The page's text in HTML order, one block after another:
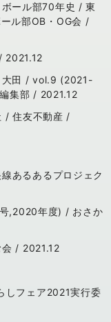
ール部70年史 / 東
ル部OB・OG会 /
2021.12
大田 / vol.9 (2021-
集部 / 2021.12
/ 住友不動産 /
あるあるプロジェク
,2020年度) / おさか
会 / 2021.12
しフェア2021実行委